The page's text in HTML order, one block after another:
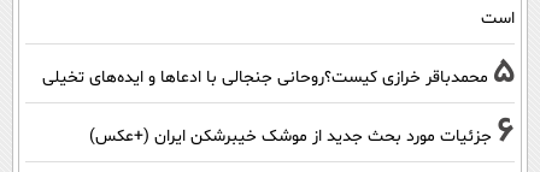
است
5 محمدباقر خرازی کیست؟روحانی جنجالی با ادعاها و ایده‌های تخیلی
6 جزئیات مورد بحث جدید از موشک خیبرشکن ایران (+عکس)